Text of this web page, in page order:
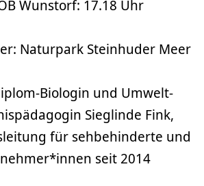
Wunstorf: 17.18 Uhr
Naturpark Steinhuder Meer
Biologin und Umwelt-
Sieglinde Fink,
für sehbehinderte und
seit 2014